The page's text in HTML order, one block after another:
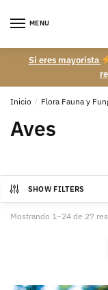
MENU
Si eres mayorista
Inicio / Flora Fauna y
Aves
SHOW FILTERS
Mostrando 1–24 de 27